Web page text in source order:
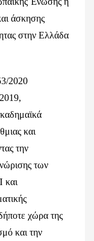
άσκησης
στην Ελλάδα
2020
και
την
των
και
χώρα της
και την